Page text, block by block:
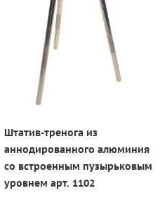
Штатив-стойка из
нержавеющей стали со
встроенным пузырьковым
уровнем и стальным
приёмным сосудом арт.
Товар в наличии.
Количество товара: 16 шт.
Срок отгрузки: 1-2 дня
Штатив-тренога из
аннодированного алюминия
со встроенным пузырьковым
уровнем арт. 1102